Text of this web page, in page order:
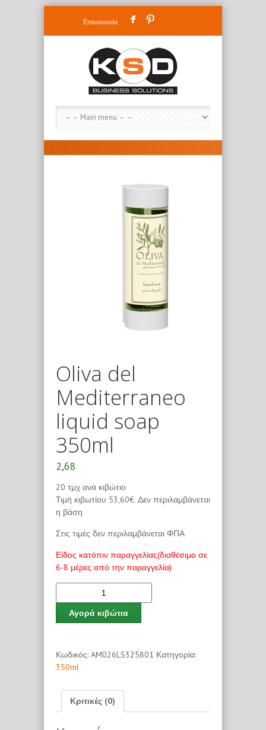
Επικοινωνία F :
Oliva del
Mediterraneo
liquid soap
350ml
2,68
20 τμχ ανά κιβώτιο
Τιμή κιβωτίου 53,60€. Δεν περιλαμβάνεται
η βάση
Στις τιμές δεν περιλαμβάνεται ΦΠΑ
Είδος κατόπιν παραγγελίας(διαθέσιμο σε
6-8 μέρες από την παραγγελία)
Αγορά κιβώτια
Κωδικός: AM026LS325801 Κατηγορία:
350ml
Κριτικές (0)